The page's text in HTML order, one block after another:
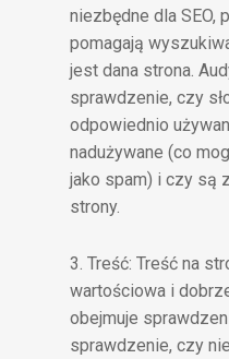
niezbędne dla SEO,
pomagają
jest dana strona.
sprawdzenie, czy
odpowiednio
nadużywane (co
jako spam) i czy są
strony.
3. Treść: Treść na
wartościowa i
obejmuje
sprawdzenie, czy